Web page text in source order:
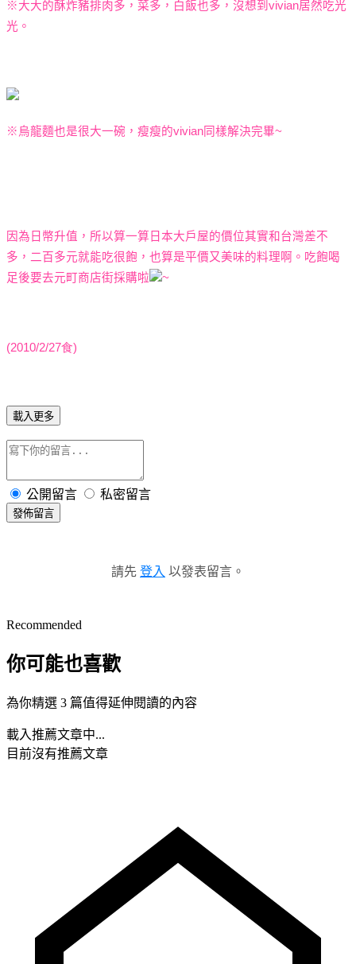
※大大的酥炸豬排肉多，菜多，白飯也多，沒想到 vivian居然吃光
光 。
※ 烏龍麵也是很大一碗，瘦瘦的vivian同樣解決完畢~
因為日幣升值，所以算一算日本大戶屋的價位其實和台灣差不
多，二百多元就能吃很飽，也算是平價又美味的料理啊。吃飽喝
足後要去元町商店街採購啦
~
(2010/2/27食)
載入更多
公開留言 私密留言
發佈留言
請先 登入 以發表留言。
Recommended
你可能也喜歡
為你精選 3 篇值得延伸閱讀的內容
載入推薦文章中...
目前沒有推薦文章